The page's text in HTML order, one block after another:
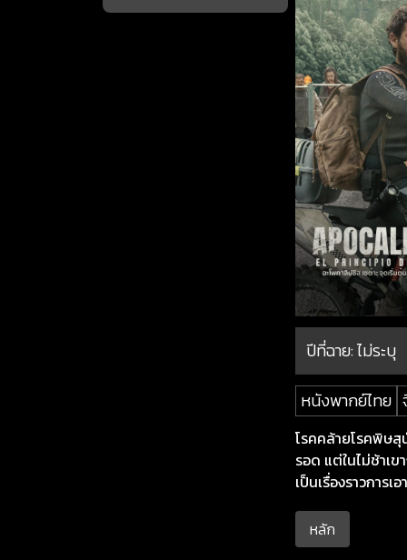
ปีที่ฉาย:ไม่ระบุ
หนังพากย์ไทย
โรคคล้ายโรคพิษสุ
รอด แต่ในไม่ช้าเ
เป็นเรื่องราวการ
หลัก